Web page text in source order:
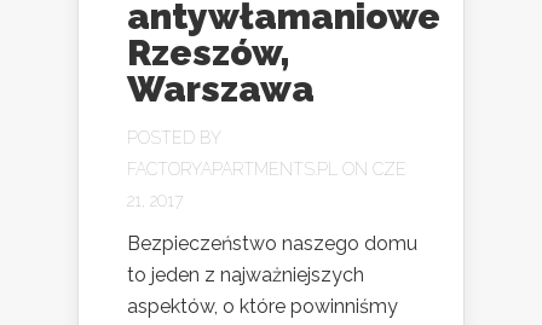
antywłamaniowe
Rzeszów,
Warszawa
POSTED BY
FACTORYAPARTMENTS.PL ON CZE
21, 2017
Bezpieczeństwo naszego domu
to jeden z najważniejszych
aspektów, o które powinniśmy